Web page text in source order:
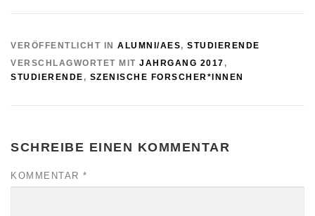
VERÖFFENTLICHT IN ALUMNI/AES, STUDIERENDE
VERSCHLAGWORTET MIT JAHRGANG 2017 ,
STUDIERENDE , SZENISCHE FORSCHER*INNEN
SCHREIBE EINEN KOMMENTAR
KOMMENTAR *